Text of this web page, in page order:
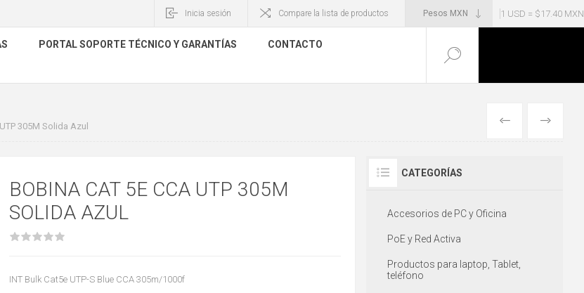
1 USD = $17.40 MXN
Inicia sesión Compare la lista de productos
PORTAL SOPORTE TÉCNICO Y GARANTÍAS
CONTACTO
305M Solida Azul ANTERIOR
BOBINA CAT 5E CCA UTP 305M
SOLIDA AZUL
INT Bulk Cat5e UTP-S Blue CCA 305m/1000f
CATEGORÍAS
Accesorios de PC y Oficina
PoE y Red Activa
Productos para laptop, Tablet,
teléfono